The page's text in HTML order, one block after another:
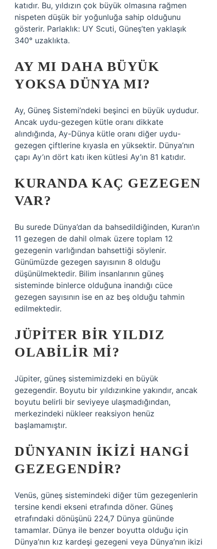
katıdır. Bu, yıldızın çok büyük olmasına rağmen
nispeten düşük bir yoğunluğa sahip olduğunu
gösterir. Parlaklık: UY Scuti, Güneş’ten yaklaşık
340° uzaklıkta.
AY MI DAHA BÜYÜK
YOKSA DÜNYA MI?
Ay, Güneş Sistemi’ndeki beşinci en büyük uydudur.
Ancak uydu-gezegen kütle oranı dikkate
alındığında, Ay-Dünya kütle oranı diğer uydu-
gezegen çiftlerine kıyasla en yüksektir. Dünya’nın
çapı Ay’ın dört katı iken kütlesi Ay’ın 81 katıdır.
KURANDA KAÇ GEZEGEN
VAR?
Bu surede Dünya’dan da bahsedildiğinden, Kuran’ın
11 gezegen de dahil olmak üzere toplam 12
gezegenin varlığından bahsettiği söylenir.
Günümüzde gezegen sayısının 8 olduğu
düşünülmektedir. Bilim insanlarının güneş
sisteminde binlerce olduğuna inandığı cüce
gezegen sayısının ise en az beş olduğu tahmin
edilmektedir.
JÜPITER BIR YILDIZ
OLABILIR MI?
Jüpiter, güneş sistemimizdeki en büyük
gezegendir. Boyutu bir yıldızınkine yakındır, ancak
boyutu belirli bir seviyeye ulaşmadığından,
merkezindeki nükleer reaksiyon henüz
başlamamıştır.
DÜNYANIN IKIZI HANGI
GEZEGENDIR?
Venüs, güneş sistemindeki diğer tüm gezegenlerin
tersine kendi ekseni etrafında döner. Güneş
etrafındaki dönüşünü 224,7 Dünya gününde
tamamlar. Dünya ile benzer boyutta olduğu için
Dünya’nın kız kardeşi gezegeni veya Dünya’nın ikizi